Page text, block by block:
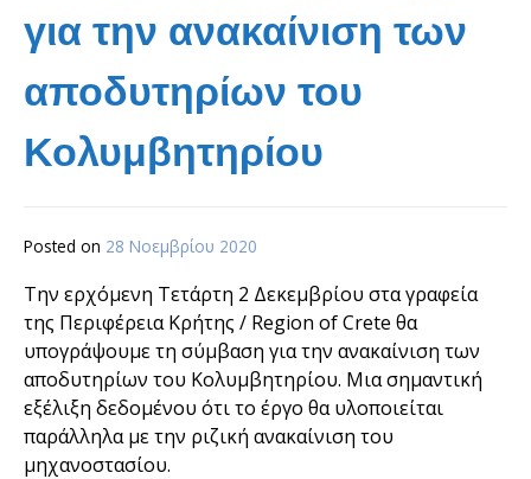
για την ανακαίνιση των
αποδυτηρίων του
Κολυμβητηρίου
Posted on 28 Νοεμβρίου 2020
Την ερχόμενη Τετάρτη 2 Δεκεμβρίου στα γραφεία
της Περιφέρεια Κρήτης / Region of Crete θα
υπογράψουμε τη σύμβαση για την ανακαίνιση των
αποδυτηρίων του Κολυμβητηρίου. Μια σημαντική
εξέλιξη δεδομένου ότι το έργο θα υλοποιείται
παράλληλα με την ριζική ανακαίνιση του
μηχανοστασίου.